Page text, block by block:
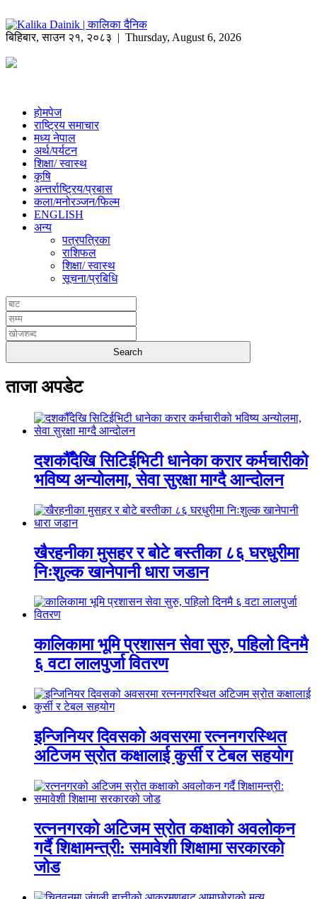
बिहिबार,साउन २१, २०८३ | Thursday, August 6, 2026
होमपेज
राष्ट्रिय समाचार
मध्य नेपाल
अर्थ/पर्यटन
शिक्षा/ स्वास्थ
कृषि
अन्तर्राष्ट्रिय/प्रबास
कला/मनोरञ्जन/फिल्म
ENGLISH
अन्य
पत्रपत्रिका
राशिफल
शिक्षा/ स्वास्थ
सूचना/प्रबिधि
ताजा अपडेट
दशकौँदेखि सिटिईभिटी धानेका करार कर्मचारीको
भविष्य अन्योलमा, सेवा सुरक्षा माग्दै आन्दोलन
खैरहनीका मुसहर र बोटे बस्तीका ८६ घरधुरीमा
निःशुल्क खानेपानी धारा जडान
कालिकामा भूमि प्रशासन सेवा सुरु, पहिलो दिनमै
६ वटा लालपुर्जा वितरण
इन्जिनियर दिवसको अवसरमा रत्ननगरस्थित
अटिजम स्रोत कक्षालाई कुर्सी र टेबल सहयोग
रत्ननगरको अटिजम स्रोत कक्षाको अवलोकन
गर्दै शिक्षामन्त्री: समावेशी शिक्षामा सरकारको
जोड